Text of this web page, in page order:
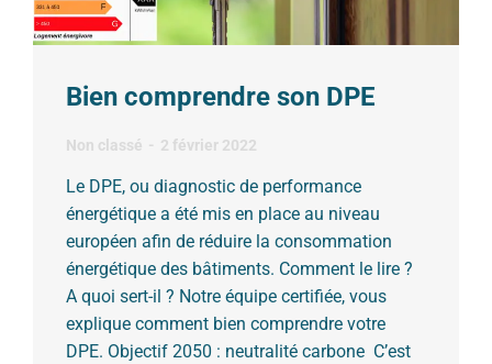
Bien comprendre son DPE
Non classé 2 février 2022
Le DPE, ou diagnostic de performance
énergétique a été mis en place au niveau
européen afin de réduire la consommation
énergétique des bâtiments. Comment le lire ?
A quoi sert-il ? Notre équipe certifiée, vous
explique comment bien comprendre votre
DPE. Objectif 2050 : neutralité carbone C’est